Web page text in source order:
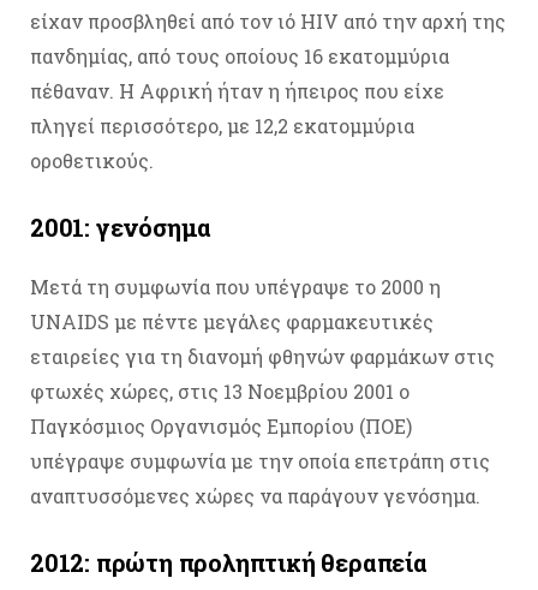
είχαν προσβληθεί από τον ιό HIV από την αρχή της
πανδημίας, από τους οποίους 16 εκατομμύρια
πέθαναν. Η Αφρική ήταν η ήπειρος που είχε
πληγεί περισσότερο, με 12,2 εκατομμύρια
οροθετικούς.
2001: γενόσημα
Μετά τη συμφωνία που υπέγραψε το 2000 η
UNAIDS με πέντε μεγάλες φαρμακευτικές
εταιρείες για τη διανομή φθηνών φαρμάκων στις
φτωχές χώρες, στις 13 Νοεμβρίου 2001 ο
Παγκόσμιος Οργανισμός Εμπορίου (ΠΟΕ)
υπέγραψε συμφωνία με την οποία επετράπη στις
αναπτυσσόμενες χώρες να παράγουν γενόσημα.
2012: πρώτη προληπτική θεραπεία